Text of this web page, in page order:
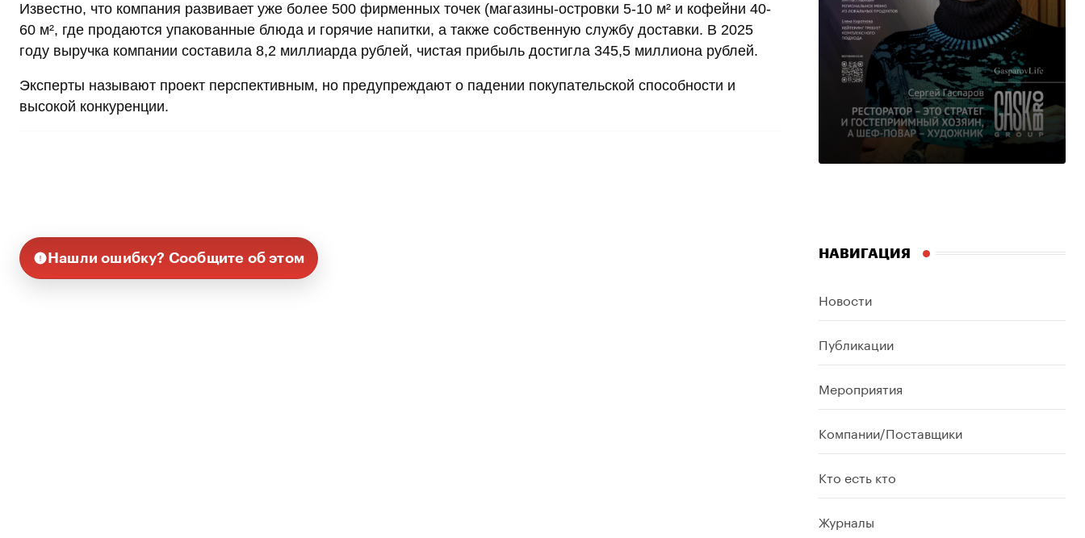
Известно, что компания развивает уже более 500 фирменных точек (магазины-островки 5-10 м² и кофейни 40-
60 м², где продаются упакованные блюда и горячие напитки, а также собственную службу доставки. В 2025
году выручка компании составила 8,2 миллиарда рублей, чистая прибыль достигла 345,5 миллиона рублей.
Эксперты называют проект перспективным, но предупреждают о падении покупательской способности и
высокой конкуренции.
Нашли ошибку? Сообщите об этом НАВИГАЦИЯ
Новости
Публикации
Мероприятия
Компании/Поставщики
Кто есть кто
Журналы